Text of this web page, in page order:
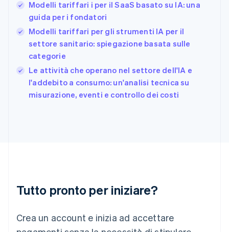
Modelli tariffari i per il SaaS basato su IA: una
guida per i fondatori
Modelli tariffari per gli strumenti IA per il
settore sanitario: spiegazione basata sulle
categorie
Le attività che operano nel settore dell'IA e
l'addebito a consumo: un'analisi tecnica su
misurazione, eventi e controllo dei costi
Tutto pronto per iniziare?
Crea un account e inizia ad accettare
Germania
DeutschEnglish
Giappone
日本語
English
Grecia
English
India
Lituania
Lussemburgo
Deutsch English